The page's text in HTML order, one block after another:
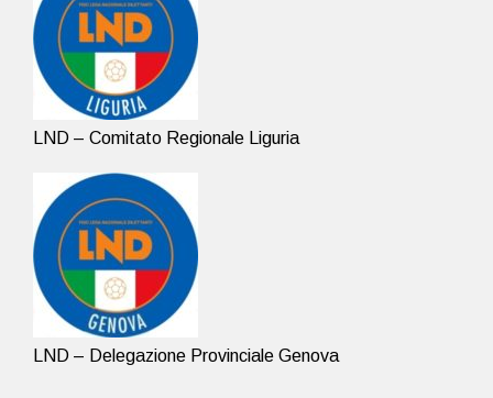
LND – Comitato Regionale Liguria
LND – Delegazione Provinciale Genova